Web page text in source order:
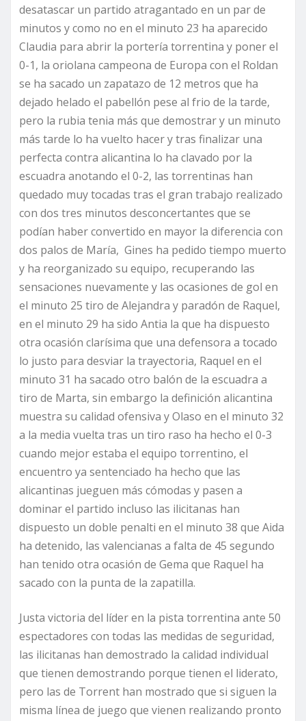
desatascar un partido atragantado en un par de
minutos y como no en el minuto 23 ha aparecido
Claudia para abrir la portería torrentina y poner el
0-1, la oriolana campeona de Europa con el Roldan
se ha sacado un zapatazo de 12 metros que ha
dejado helado el pabellón pese al frio de la tarde,
pero la rubia tenia más que demostrar y un minuto
más tarde lo ha vuelto hacer y tras finalizar una
perfecta contra alicantina lo ha clavado por la
escuadra anotando el 0-2, las torrentinas han
quedado muy tocadas tras el gran trabajo realizado
con dos tres minutos desconcertantes que se
podían haber convertido en mayor la diferencia con
dos palos de María, Gines ha pedido tiempo muerto
y ha reorganizado su equipo, recuperando las
sensaciones nuevamente y las ocasiones de gol en
el minuto 25 tiro de Alejandra y paradón de Raquel,
en el minuto 29 ha sido Antia la que ha dispuesto
otra ocasión clarísima que una defensora a tocado
lo justo para desviar la trayectoria, Raquel en el
minuto 31 ha sacado otro balón de la escuadra a
tiro de Marta, sin embargo la definición alicantina
muestra su calidad ofensiva y Olaso en el minuto 32
a la media vuelta tras un tiro raso ha hecho el 0-3
cuando mejor estaba el equipo torrentino, el
encuentro ya sentenciado ha hecho que las
alicantinas jueguen más cómodas y pasen a
dominar el partido incluso las ilicitanas han
dispuesto un doble penalti en el minuto 38 que Aida
ha detenido, las valencianas a falta de 45 segundo
han tenido otra ocasión de Gema que Raquel ha
sacado con la punta de la zapatilla.
Justa victoria del líder en la pista torrentina ante 50
espectadores con todas las medidas de seguridad,
las ilicitanas han demostrado la calidad individual
que tienen demostrando porque tienen el liderato,
pero las de Torrent han mostrado que si siguen la
misma línea de juego que vienen realizando pronto